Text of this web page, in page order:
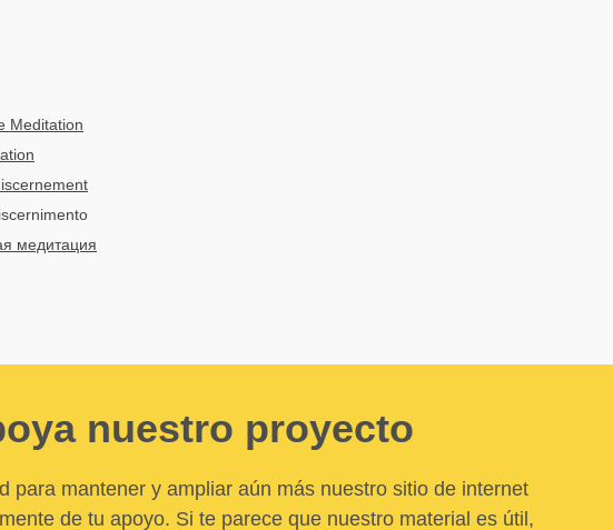
Meditation
медитация
nuestro proyecto
para mantener y ampliar aún más nuestro sitio de internet
de tu apoyo. Si te parece que nuestro material es útil,